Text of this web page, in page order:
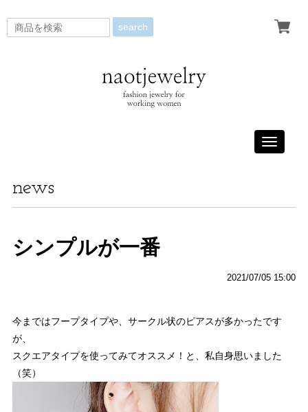
search
Toggle
news
シンプルが一番
2021/07/05 15:00
今まではフープタイプや、サークル状のピアスが多かったです
が、
スクエアタイプを使ってみてオススメ！と、私自身思いました
（笑）